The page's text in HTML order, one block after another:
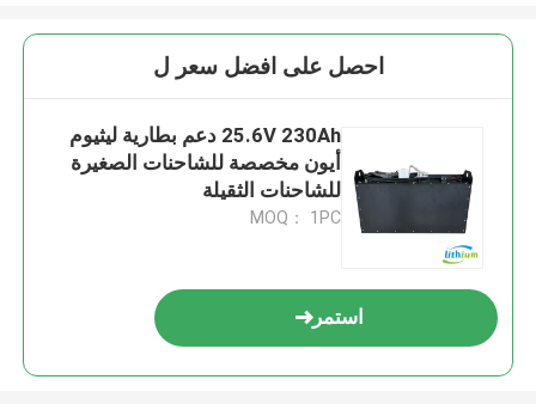
احصل على افضل سعر ل
25.6V 230Ah دعم بطارية ليثيوم
أيون مخصصة للشاحنات الصغيرة
للشاحنات الثقيلة
MOQ： 1PC
استمر